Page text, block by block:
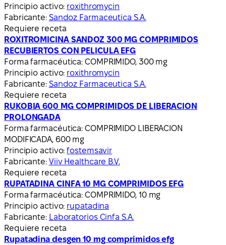
Principio activo: roxithromycin
Fabricante: Sandoz Farmaceutica S.A.
Requiere receta
ROXITROMICINA SANDOZ 300 MG COMPRIMIDOS
RECUBIERTOS CON PELICULA EFG
Forma farmacéutica: COMPRIMIDO, 300 mg
Principio activo: roxithromycin
Fabricante: Sandoz Farmaceutica S.A.
Requiere receta
RUKOBIA 600 MG COMPRIMIDOS DE LIBERACION
PROLONGADA
Forma farmacéutica: COMPRIMIDO LIBERACION
MODIFICADA, 600 mg
Principio activo:fostemsavir
Fabricante: Viiv Healthcare B.V.
Requiere receta
RUPATADINA CINFA 10 MG COMPRIMIDOS EFG
Forma farmacéutica: COMPRIMIDO, 10 mg
Principio activo: rupatadina
Fabricante: Laboratorios Cinfa S.A.
Requiere receta
Rupatadina desgen 10 mg comprimidos efg